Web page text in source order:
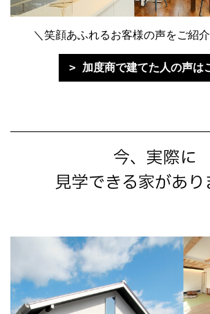
＼笑顔あふれるお客様の声をご紹
加度商で建てた人の声は
今、実際に
見学できる家があり